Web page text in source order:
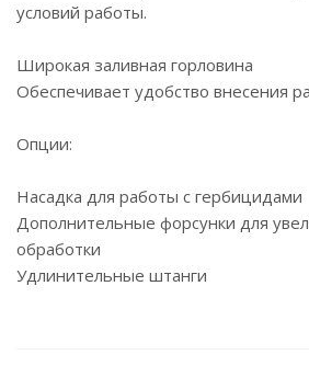
условий работы.
Широкая заливная горловина
Обеспечивает удобство внесения
Опции:
Насадка для работы с гербицидами
Дополнительные форсунки для
обработки
Удлинительные штанги